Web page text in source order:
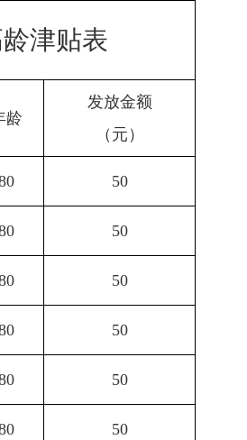
津贴表
龄
发放金额
（元）
50
50
50
50
50
50